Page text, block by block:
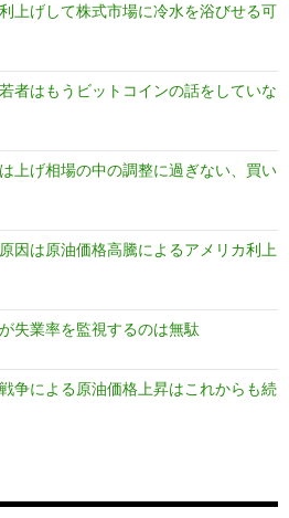
上げして株式市場に冷水を浴びせる可
者はもうビットコインの話をしていな
上げ相場の中の調整に過ぎない、買い
因は原油価格高騰によるアメリカ利上
失業率を監視するのは無駄
争による原油価格上昇はこれからも続